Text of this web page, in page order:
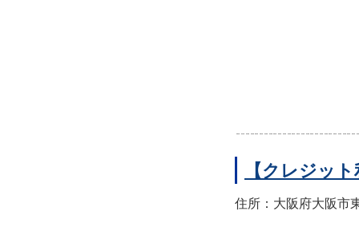
【クレジッ
住所：大阪府大阪市